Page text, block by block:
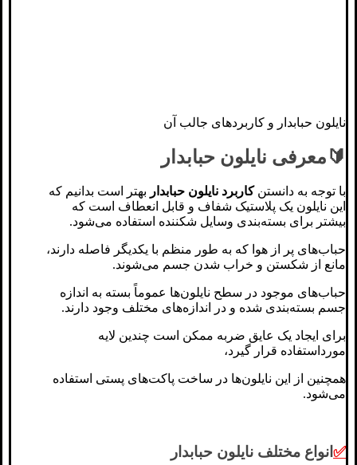
نایلون حبابدار و کاربردهای جالب آن
🔰معرفی نایلون حبابدار
با توجه به دانستنکاربرد نایلون حبابدار بهتر است بدانیم که
این نایلون یک پلاستیک شفاف و قابل انعطاف است که
بیشتر برای بسته‌بندی وسایل شکننده استفاده می‌شود.
حباب‌های پر از هوا که به طور منظم با یکدیگر فاصله دارند،
مانع از شکستن و خراب‌ شدن جسم می‌شوند.
حباب‌های موجود در سطح نایلون‌ها عموماً بسته به ‌اندازه
جسم بسته‌بندی ‌شده و در اندازه‌های مختلف وجود دارند.
برای ایجاد یک عایق ضربه ممکن است چندین لایه
مورداستفاده قرار گیرد،
همچنین از این نایلون‌ها در ساخت پاکت‌های پستی استفاده
می‌شود.
✅ انواع مختلف نایلون حبابدار